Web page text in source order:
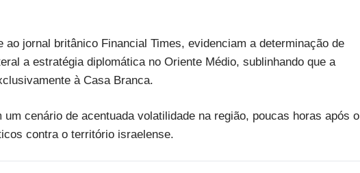
jornal britânico Financial Times, evidenciam a determinação de
a estratégia diplomática no Oriente Médio, sublinhando que a
à Casa Branca.
cenário de acentuada volatilidade na região, poucas horas após o
contra o território israelense.